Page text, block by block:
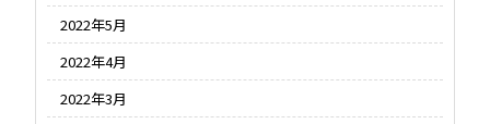
2022年5月
2022年4月
2022年3月